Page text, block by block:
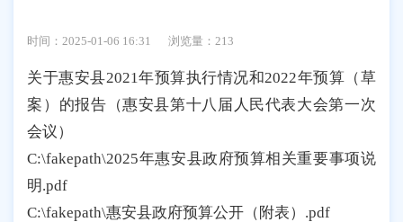
时间：2025-01-06 16:31 浏览量：213
关于惠安县2021年预算执行情况和2022年预算（草
案）的报告（惠安县第十八届人民代表大会第一次
会议）
C:\fakepath\2025年惠安县政府预算相关重要事项说
明.pdf
C:\fakepath\惠安县政府预算公开（附表）.pdf